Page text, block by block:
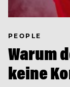
PEOPLE
Warum
keine